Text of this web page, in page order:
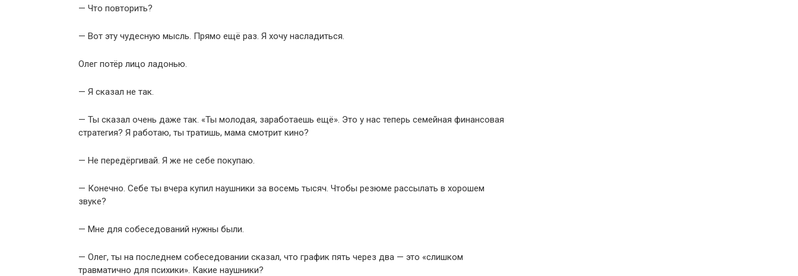
— Что повторить?
— Вот эту чудесную мысль. Прямо ещё раз. Я хочу насладиться.
Олег потёр лицо ладонью.
— Я сказал не так.
— Ты сказал очень даже так. «Ты молодая, заработаешь ещё». Это у нас теперь семейная финансовая
стратегия? Я работаю, ты тратишь, мама смотрит кино?
— Не передёргивай. Я же не себе покупаю.
— Конечно. Себе ты вчера купил наушники за восемь тысяч. Чтобы резюме рассылать в хорошем
звуке?
— Мне для собеседований нужны были.
— Олег, ты на последнем собеседовании сказал, что график пять через два — это «слишком
травматично для психики». Какие наушники?